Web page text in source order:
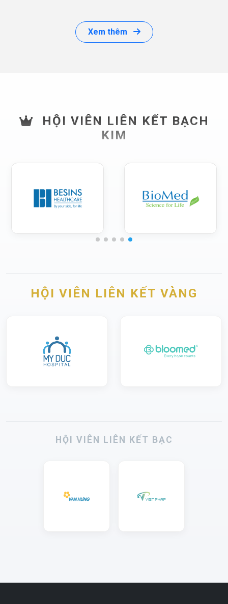
Xem thêm
HỘI VIÊN LIÊN KẾT BẠCH
KIM
HỘI VIÊN LIÊN KẾT VÀNG
HỘI VIÊN LIÊN KẾT BẠC